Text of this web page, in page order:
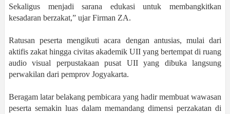
Sekaligus menjadi sarana edukasi untuk membangkitkan
kesadaran berzakat,” ujar Firman ZA.
Ratusan peserta mengikuti acara dengan antusias, mulai dari
aktifis zakat hingga civitas akademik UII yang bertempat di ruang
audio visual perpustakaan pusat UII yang dibuka langsung
perwakilan dari pemprov Jogyakarta.
Beragam latar belakang pembicara yang hadir membuat wawasan
peserta semakin luas dalam memandang dimensi perzakatan di